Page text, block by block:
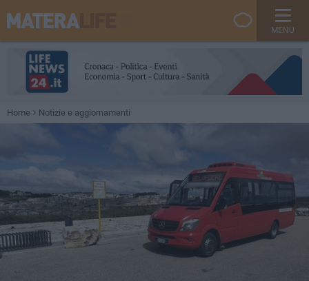
MENU
Home Notizie e aggiornamenti